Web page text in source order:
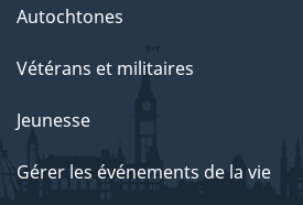
Autochtones
Vétérans et militaires
Jeunesse
Gérer les événements de la vie